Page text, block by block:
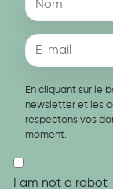
En cliquant sur le
newsletter et les
respectons vos
moment.
I am not a robot